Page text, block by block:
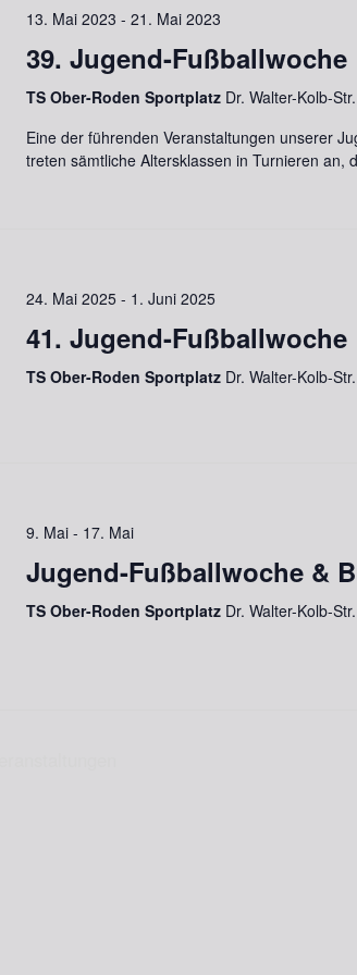
13. Mai 2023 - 21. Mai 2023
39. Jugend-Fußballwoche
TS Ober-Roden Sportplatz Dr. Walter-Kolb-
Eine der führenden Veranstaltungen unserer
treten sämtliche Altersklassen in Turnieren
24. Mai 2025- 1. Juni 2025
41. Jugend-Fußballwoche
TS Ober-Roden Sportplatz Dr. Walter-Kolb-
9. Mai- 17. Mai
Jugend-Fußballwoche &
TS Ober-Roden Sportplatz Dr. Walter-Kolb-